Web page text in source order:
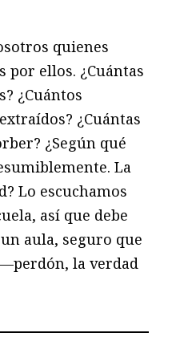
quienes
por ellos. ¿Cuántas
¿Cuántos
¿Cuántas
¿Según qué
La
Lo escuchamos
así que debe
aula, seguro que
la verdad